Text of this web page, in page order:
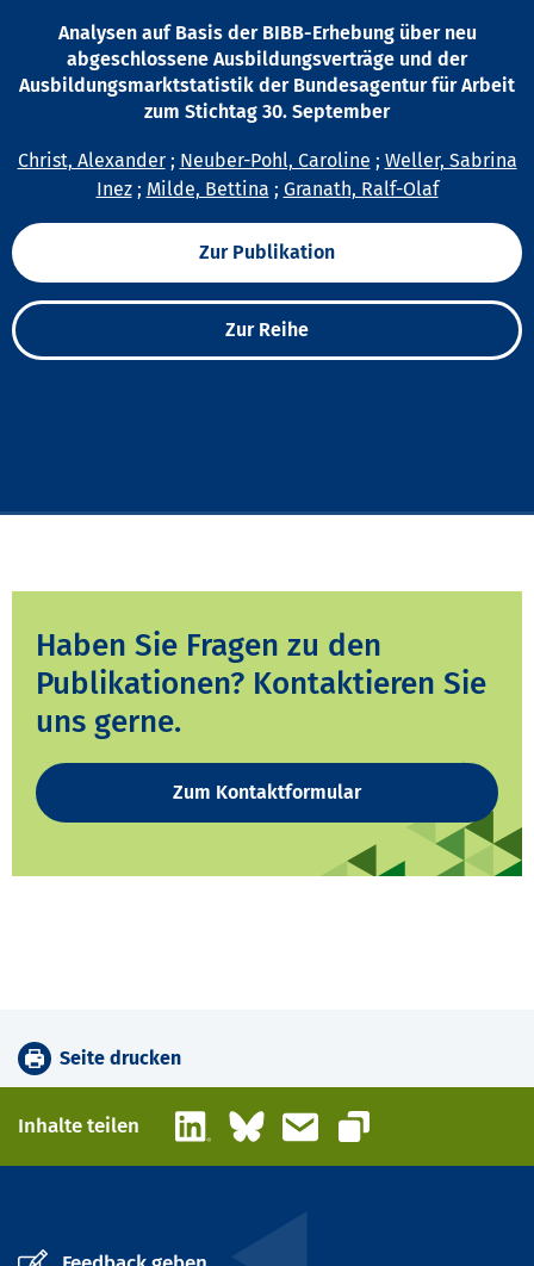
Analysen auf Basis der BIBB-Erhebung über neu
abgeschlossene Ausbildungsverträge und der
Ausbildungsmarktstatistik der Bundesagentur für Arbeit
zum Stichtag 30. September
Christ, Alexander; Neuber-Pohl, Caroline ; Weller, Sabrina
Inez; Milde, Bettina ; Granath, Ralf-Olaf
Zur Publikation
Zur Reihe
Haben Sie Fragen zu den
Publikationen? Kontaktieren Sie
uns gerne.
Zum Kontaktformular
Seite drucken
Inhalte teilen LinkedInBlueskyE-Mail
Link kopieren